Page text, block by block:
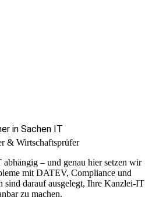
in Sachen IT
& Wirtschaftsprüfer
– und genau hier setzen wir
mit DATEV, Compliance und
sind darauf ausgelegt, Ihre Kanzlei-IT
zu machen.